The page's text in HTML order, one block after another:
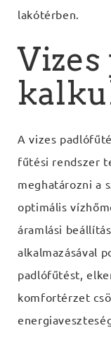
lakótérben.
Vizes
A vizes
fűtési rendszer
meghatározni a
optimális
áramlási
alkalmazásával
padlófűtést,
komfortérzet